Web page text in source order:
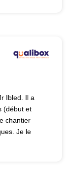
Ibled. Il a
(début et
chantier
Je le